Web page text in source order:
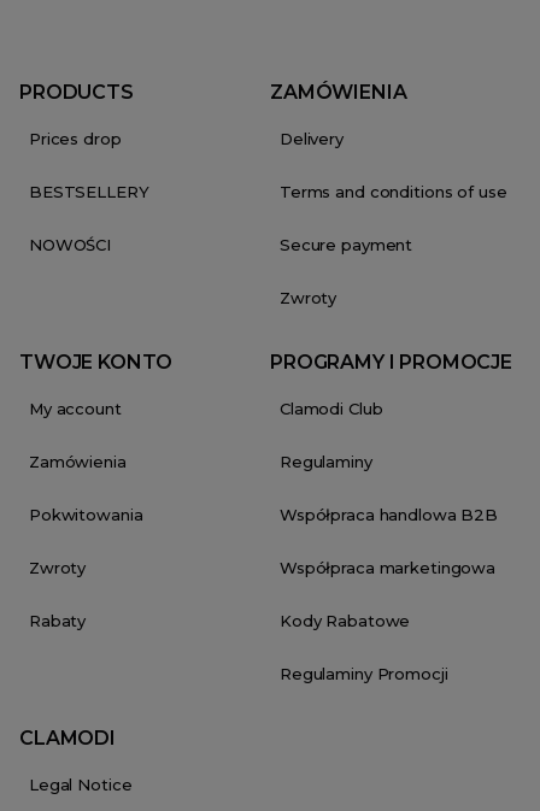
PRODUCTS
Prices drop
BESTSELLERY
NOWOŚCI
ZAMÓWIENIA
Delivery
Terms and conditions of use
Secure payment
Zwroty
TWOJE KONTO
My account
Zamówienia
Pokwitowania
Zwroty
Rabaty
PROGRAMY I PROMOCJE
Clamodi Club
Regulaminy
Współpraca handlowa B2B
Współpraca marketingowa
Kody Rabatowe
Regulaminy Promocji
CLAMODI
Legal Notice